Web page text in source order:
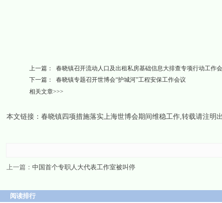
上一篇：
春晓镇召开流动人口及出租私房基础信息大排查专项行动工作
下一篇：
春晓镇专题召开世博会“护城河”工程安保工作会议
相关文章>>>
本文链接： 春晓镇四项措施落实上海世博会期间维稳工作,转载请注明
上一篇： 中国首个专职人大代表工作室被叫停
阅读排行